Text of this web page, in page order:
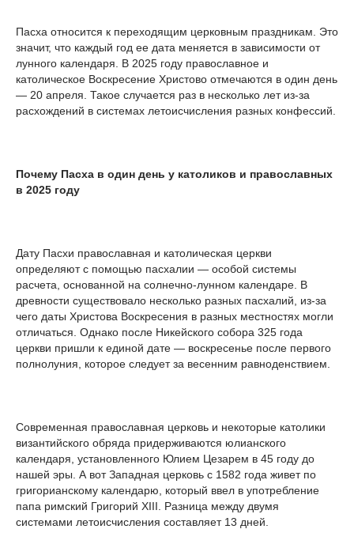
Пасха относится к переходящим церковным праздникам. Это
значит, что каждый год ее дата меняется в зависимости от
лунного календаря. В 2025 году православное и
католическое Воскресение Христово отмечаются в один день
— 20 апреля. Такое случается раз в несколько лет из-за
расхождений в системах летоисчисления разных конфессий.
Почему Пасха в один день у католиков и православных
в 2025 году
Дату Пасхи православная и католическая церкви
определяют с помощью пасхалии — особой системы
расчета, основанной на солнечно-лунном календаре. В
древности существовало несколько разных пасхалий, из-за
чего даты Христова Воскресения в разных местностях могли
отличаться. Однако после Никейского собора 325 года
церкви пришли к единой дате — воскресенье после первого
полнолуния, которое следует за весенним равноденствием.
Современная православная церковь и некоторые католики
византийского обряда придерживаются юлианского
календаря, установленного Юлием Цезарем в 45 году до
нашей эры. А вот Западная церковь с 1582 года живет по
григорианскому календарю, который ввел в употребление
папа римский Григорий XIII. Разница между двумя
системами летоисчисления составляет 13 дней.